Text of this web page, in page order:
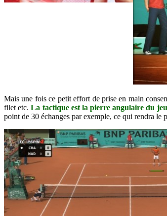
Mais une fois ce petit effort de prise en main
filet etc.La tactique est la pierre angulaire du jeu
point de 30 échanges par exemple, ce qui rendra le